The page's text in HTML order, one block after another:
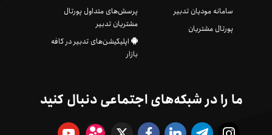
سامانه مودیان تدبیر
پورتال مشتریان
پرسش‌های متداول پورتال
مشتریان تدبیر
اپلیکیشن‌های تدبیر در کافه
بازار
ما را در شبکه‌های اجتماعی دنبال کنید